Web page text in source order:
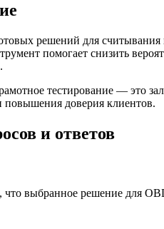
решений для
помогает снизить
тестирование — это
повышения доверия клиентов.
и ответов
что выбранное решение для